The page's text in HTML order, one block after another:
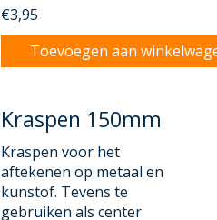
€3,95
Toevoegen aan
Kraspen 150mm
Kraspen voor het
aftekenen op metaal en
kunstof. Tevens te
gebruiken als center